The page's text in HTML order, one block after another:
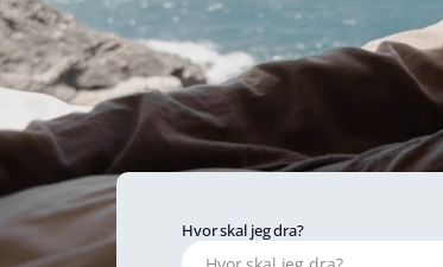
Hvor skal jeg dra?